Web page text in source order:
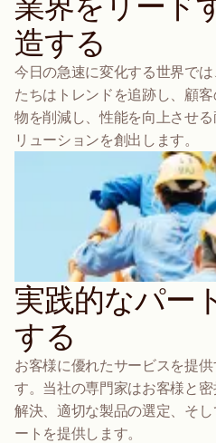
造する
今日の急速に変化する世界で
たちはトレンドを追跡し、顧
物を削減し、性能を向上させ
リューションを創出します。
実践的なパー
する
お客様に優れたサービスを提
す。当社の専門家はお客様と
解決、適切な製品の選定、そ
ートを提供します。